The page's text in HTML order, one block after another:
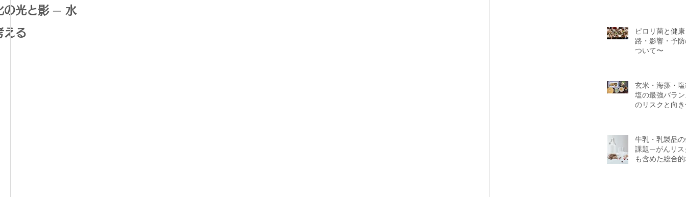
の光と影 ─ 水
える
ピロリ菌と健
路・影響・予
ついて〜
玄米・海藻・
塩の最強バラ
のリスクと向
牛乳・乳製品
課題—がんリス
も含めた総合